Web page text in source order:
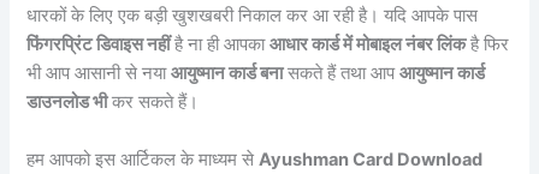
धारकों के लिए एक बड़ी खुशखबरी निकाल कर आ रही है। यदि आपके पास
फिंगरप्रिंट डिवाइस नहींहै ना ही आपकाआधार कार्ड में मोबाइल नंबर लिंकहै फिर
भी आप आसानी से नयाआयुष्मान कार्ड बनासकते हैं तथा आपआयुष्मान कार्ड
डाउनलोड भीकर सकते हैं।
हम आपको इस आर्टिकल के माध्यम सेAyushman Card Download